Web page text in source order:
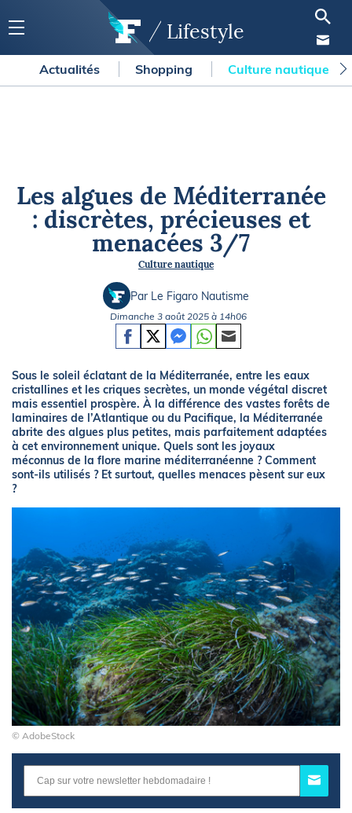
Lifestyle
Actualités Shopping Culture nautique
Les algues de Méditerranée
: discrètes, précieuses et
menacées 3/7
Culture nautique
Par Le Figaro Nautisme
Dimanche 3 août 2025 à 14h06
Sous le soleil éclatant de la Méditerranée, entre les eaux
cristallines et les criques secrètes, un monde végétal discret
mais essentiel prospère. À la différence des vastes forêts de
laminaires de l’Atlantique ou du Pacifique, la Méditerranée
abrite des algues plus petites, mais parfaitement adaptées
à cet environnement unique. Quels sont les joyaux
méconnus de la flore marine méditerranéenne ? Comment
sont-ils utilisés ? Et surtout, quelles menaces pèsent sur eux
?
© AdobeStock